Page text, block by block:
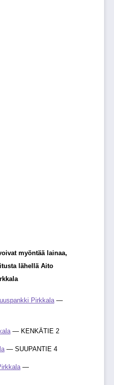
myöntää lainaa,
lähellä Aito
Pirkkala—
— KENKÄTIE 2
— SUUPANTIE 4
—